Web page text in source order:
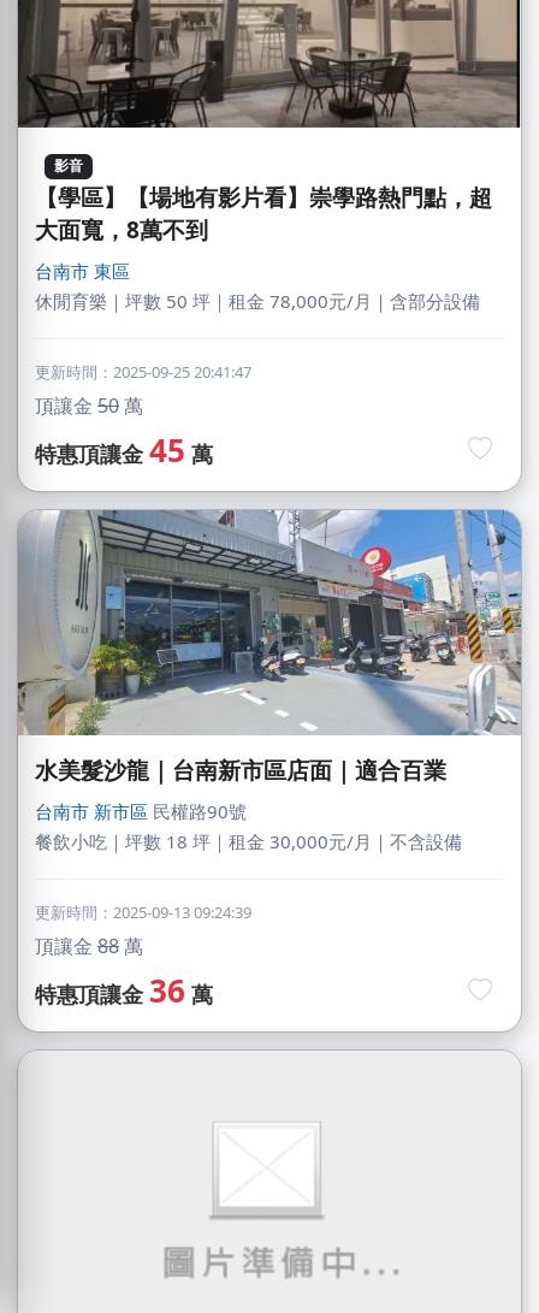
影音
【學區】【場地有影片看】崇學路熱門點，超
大面寬，8萬不到
台南市 東區
休閒育樂｜坪數 50 坪｜租金 78,000元/月｜含部分設備
更新時間：2025-09-25 20:41:47
頂讓金 50萬
特惠頂讓金 45 萬
水美髮沙龍｜台南新市區店面｜適合百業
台南市 新市區 民權路90號
餐飲小吃｜坪數 18 坪｜租金 30,000元/月｜不含設備
更新時間：2025-09-13 09:24:39
頂讓金 88萬
特惠頂讓金 36 萬